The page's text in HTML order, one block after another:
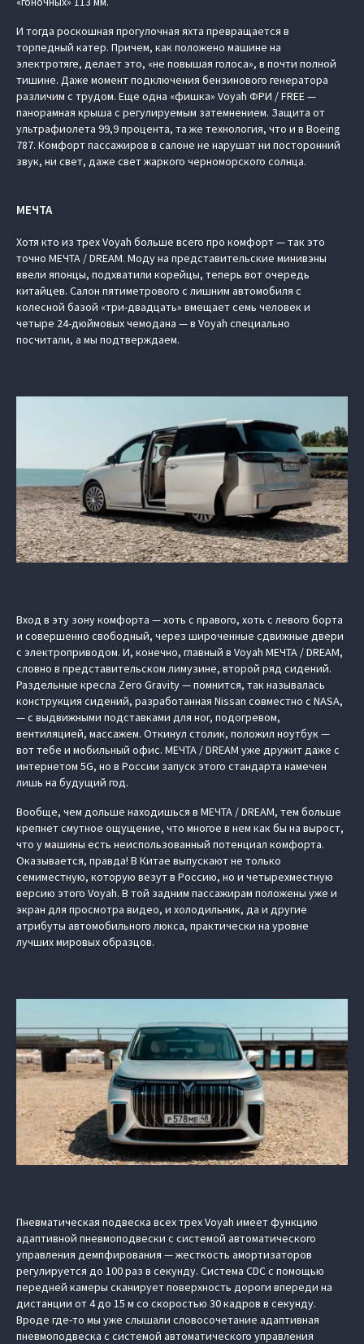
И тогда роскошная прогулочная яхта превращается в
торпедный катер. Причем, как положено машине на
электротяге, делает это, «не повышая голоса», в почти полной
тишине. Даже момент подключения бензинового генератора
различим с трудом. Еще одна «фишка» Voyah ФРИ / FREE —
панорамная крыша с регулируемым затемнением. Защита от
ультрафиолета 99,9 процента, та же технология, что и в Boeing
787. Комфорт пассажиров в салоне не нарушат ни посторонний
звук, ни свет, даже свет жаркого черноморского солнца.
МЕЧТА
Хотя кто из трех Voyah больше всего про комфорт — так это
точно МЕЧТА / DREAM. Моду на представительские минивэны
ввели японцы, подхватили корейцы, теперь вот очередь
китайцев. Салон пятиметрового с лишним автомобиля с
колесной базой «три-двадцать» вмещает семь человек и
четыре 24-дюймовых чемодана — в Voyah специально
посчитали, а мы подтверждаем.
Вход в эту зону комфорта — хоть с правого, хоть с левого борта
и совершенно свободный, через широченные сдвижные двери
с электроприводом. И, конечно, главный в Voyah МЕЧТА / DREAM,
словно в представительском лимузине, второй ряд сидений.
Раздельные кресла Zero Gravity — помнится, так называлась
конструкция сидений, разработанная Nissan совместно с NASA,
— с выдвижными подставками для ног, подогревом,
вентиляцией, массажем. Откинул столик, положил ноутбук —
вот тебе и мобильный офис. МЕЧТА / DREAM уже дружит даже с
интернетом 5G, но в России запуск этого стандарта намечен
лишь на будущий год.
Вообще, чем дольше находишься в МЕЧТА / DREAM, тем больше
крепнет смутное ощущение, что многое в нем как бы на вырост,
что у машины есть неиспользованный потенциал комфорта.
Оказывается, правда! В Китае выпускают не только
семиместную, которую везут в Россию, но и четырехместную
версию этого Voyah. В той задним пассажирам положены уже и
экран для просмотра видео, и холодильник, да и другие
атрибуты автомобильного люкса, практически на уровне
лучших мировых образцов.
Пневматическая подвеска всех трех Voyah имеет функцию
адаптивной пневмоподвески с системой автоматического
управления демпфирования — жесткость амортизаторов
регулируется до 100 раз в секунду. Система CDC с помощью
передней камеры сканирует поверхность дороги впереди на
дистанции от 4 до 15 м со скоростью 30 кадров в секунду.
Вроде где-то мы уже слышали словосочетание адаптивная
пневмоподвеска с системой автоматического управления